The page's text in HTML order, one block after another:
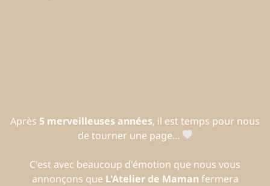
Après 5 merveilleuses années, il est temps pour nous
de tourner une page…
C'est avec beaucoup d'émotion que nous vous
annonçons que L'Atelier de Maman fermera